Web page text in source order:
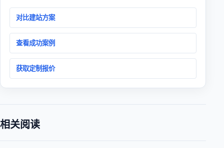
对比建站方案
查看成功案例
获取定制报价
相关阅读